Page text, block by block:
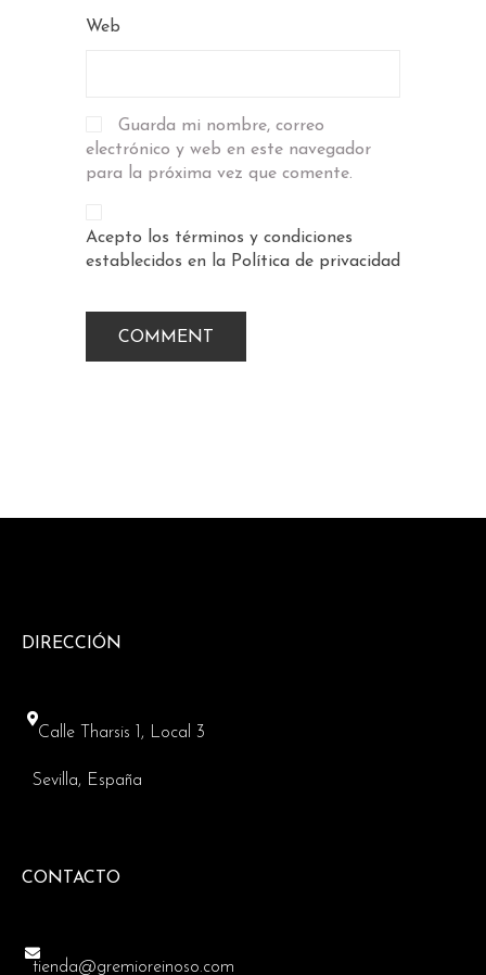
Web
Guarda mi nombre, correo
electrónico y web en este navegador
para la próxima vez que comente.
Acepto los términos y condiciones
establecidos en la Política de privacidad
DIRECCIÓN
Calle Tharsis 1, Local 3
Sevilla, España
CONTACTO
tienda@gremioreinoso.com